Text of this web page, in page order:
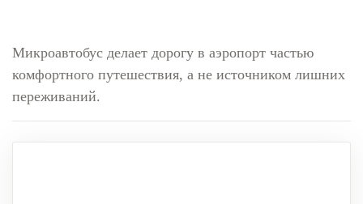
Микроавтобус делает дорогу в аэропорт частью
комфортного путешествия, а не источником лишних
переживаний.